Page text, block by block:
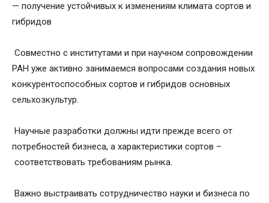
— получение устойчивых к изменениям климата сортов и
гибридов
️ Совместно с институтами и при научном сопровождении
РАН уже активно занимаемся вопросами создания новых
конкурентоспособных сортов и гибридов основных
сельхозкультур.
️ Научные разработки должны идти прежде всего от
потребностей бизнеса, а характеристики сортов –
соответствовать требованиям рынка.
️ Важно выстраивать сотрудничество науки и бизнеса по